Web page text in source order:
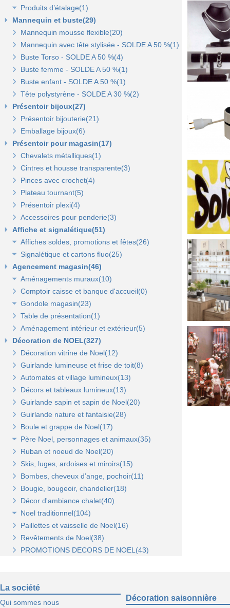
Liens manuels anti-vol et biodégradables(5)
Pinces crevettes(2)
Etiquettes à trou(0)
Etiquettes de prix autocollantes(11)
Etiquettes cadeaux autocollantes(11)
Etiquettes soldes et promo autocollantes(12)
Etiquettes soldes, remises et promo(9)
Etiquettes pour commerce et cartes cadeaux(15)
Porte-prix(14)
Porte-étiquette à pince et à clipser(7)
Étiqueteuses et rouleaux encreurs(2)
Agrafeuse et agrafes(1)
Cartes cadeaux(2)
Scotch, stylo, post-it(11)
Produits d’étalage(1)
Epingles(1)
Fil nylon(0)
Mannequin et buste(29)
Mannequin mousse flexible(20)
Mannequin avec tête stylisée - SOLDE A 50 %(1)
Buste Torso - SOLDE A 50 %(4)
Buste femme - SOLDE A 50 %(1)
Buste enfant - SOLDE A 50 %(1)
Tête polystyrène - SOLDE A 30 %(2)
Présentoir bijoux(27)
Présentoir bijouterie(21)
Emballage bijoux(6)
Présentoir pour magasin(17)
Chevalets métalliques(1)
Cintres et housse transparente(3)
Pinces avec crochet(4)
Plateau tournant(5)
Présentoir plexi(4)
Accessoires pour penderie(3)
Affiche et signalétique(51)
Affiches soldes, promotions et fêtes(26)
Affiches fêtes(5)
Affiches soldes(21)
Signalétique et cartons fluo(25)
Cartons fluo(13)
Plaques signalétiques(10)
Tableaux horaires(2)
Agencement magasin(46)
Aménagements muraux(10)
Panneaux rainurés et accessoires(10)
Panneaux rainurés(0)
Rails et profils(0)
Gondole panneau rainuré(2)
Broches pour panneaux(3)
Tablettes bois et supports(3)
Tablettes verre et supports(3)
Autres supports(5)
Bras et penderies pour panneaux standard(0)
Panneaux en bois Opus(0)
Panneaux Opus(0)
Tablettes bois et supports Opus(0)
Accessoires pour panneaux Opus(0)
Tablettes verre et supports Opus(0)
Comptoir caisse et banque d'accueil(0)
Gondole magasin(23)
Gondoles métalliques fond métal(15)
Gondole simple de départ fond métal(0)
Gondole double de départ(0)
Montant terminal métal(0)
Broches et barres de charge(6)
Penderies et bras fond métal(4)
Tablettes et paniers(5)
Gondoles métalliques fond bois(8)
Gondole simple de départ fond bois(0)
Montant terminal pour fond bois(0)
Penderies et bras fond bois(4)
Tablettes(4)
Table de présentation(1)
Aménagement intérieur et extérieur(5)
Décoration de NOEL(327)
Décoration vitrine de Noel(12)
Guirlande lumineuse et frise de toit(8)
Automates et village lumineux(13)
Décors et tableaux lumineux(13)
Guirlande sapin et sapin de Noel(20)
Guirlande nature et fantaisie(28)
Boule et grappe de Noel(17)
Père Noel, personnages et animaux(35)
Animaux et personnages(18)
Bonhomme de neige(11)
Père Noel(13)
Ruban et noeud de Noel(20)
Skis, luges, ardoises et miroirs(15)
Bombes, cheveux d’ange, pochoir(11)
Bougie, bougeoir, chandelier(18)
Décor d'ambiance chalet(40)
Noel traditionnel(104)
Décorations de sapin(45)
Stickers de Noel(23)
Centre de table, décors et cotillons(37)
Paillettes et vaisselle de Noel(16)
Revêtements de Noel(38)
PROMOTIONS DECORS DE NOEL(43)
La société
Qui sommes nous
Décoration saisonnière